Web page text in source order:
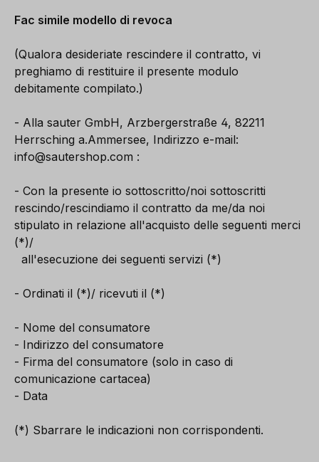
Fac simile modello di revoca
(Qualora desideriate rescindere il contratto, vi
preghiamo di restituire il presente modulo
debitamente compilato.)
- Alla sauter GmbH, Arzbergerstraße 4, 82211
Herrsching a.Ammersee, Indirizzo e-mail:
info@sautershop.com :
- Con la presente io sottoscritto/noi sottoscritti
rescindo/rescindiamo il contratto da me/da noi
stipulato in relazione all'acquisto delle seguenti merci
(*)/
all'esecuzione dei seguenti servizi (*)
- Ordinati il (*)/ ricevuti il (*)
- Nome del consumatore
- Indirizzo del consumatore
- Firma del consumatore (solo in caso di
comunicazione cartacea)
- Data
(*) Sbarrare le indicazioni non corrispondenti.